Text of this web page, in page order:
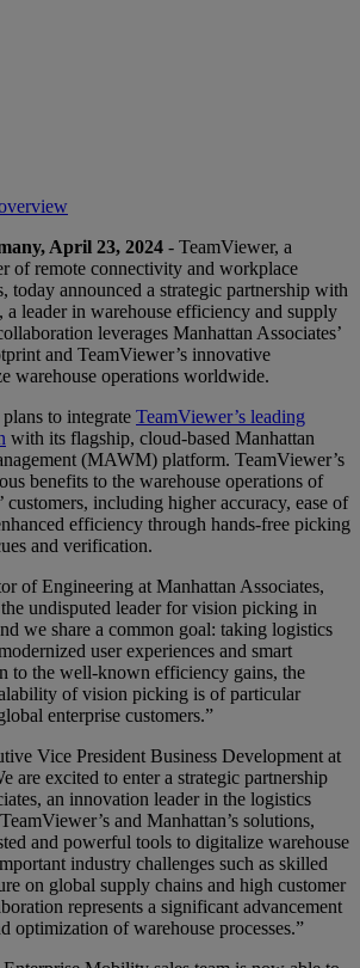
April 23, 2024 - TeamViewer, a
of remote connectivity and workplace
today announced a strategic partnership with
a leader in warehouse efficiency and supply
leverages Manhattan Associates’
and TeamViewer’s innovative
warehouse operations worldwide.
to integrate TeamViewer’s leading
with its flagship, cloud-based Manhattan
(MAWM) platform. TeamViewer’s
benefits to the warehouse operations of
customers, including higher accuracy, ease of
efficiency through hands-free picking
and verification.
of Engineering at Manhattan Associates,
undisputed leader for vision picking in
we share a common goal: taking logistics
user experiences and smart
to the well-known efficiency gains, the
of vision picking is of particular
enterprise customers.”
Vice President Business Development at
are excited to enter a strategic partnership
an innovation leader in the logistics
and Manhattan’s solutions,
and powerful tools to digitalize warehouse
industry challenges such as skilled
on global supply chains and high customer
represents a significant advancement
optimization of warehouse processes.”